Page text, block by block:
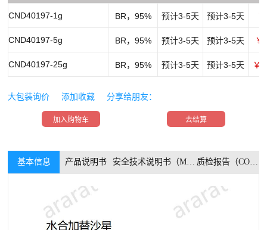
CND40197-1g BR，95% 预计3-5天 预计3-5天
CND40197-5g BR，95% 预计3-5天 预计3-5天 ￥
CND40197-25g BR，95% 预计3-5天 预计3-5天 ￥
大包装询价 添加收藏 分享给朋友：
加入购物车 去结算
基本信息 产品说明书 安全技术说明书（MSDS） 质检报告（COA）